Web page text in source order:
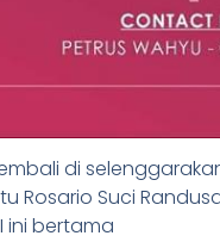
di
Rosario Suci
ini bertama